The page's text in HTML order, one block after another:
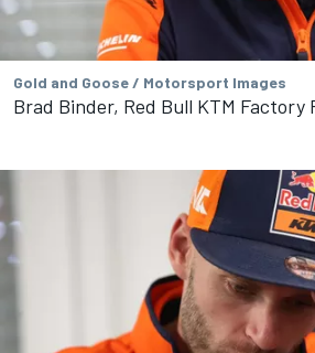
Gold and Goose / Motorsport Images
Brad Binder, Red Bull KTM Factory